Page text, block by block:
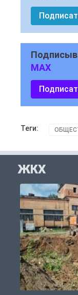
MAX
Теги:
ЖКХ